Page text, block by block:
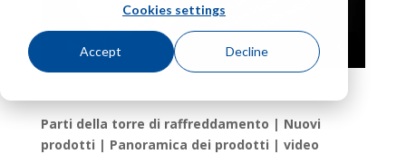
Cookies settings
Accept Decline
Parti della torre di raffreddamento | Nuovi
prodotti | Panoramica dei prodotti | video